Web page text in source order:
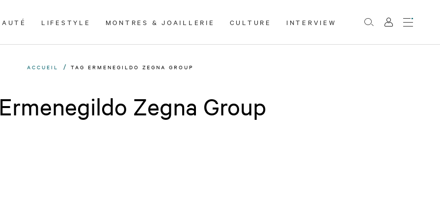
LIFESTYLE MONTRES & JOAILLERIE CULTURE INTERVIEW Rechercher
Mon
compte
Menu
ACCUEIL TAG ERMENEGILDO ZEGNA GROUP
Zegna Group